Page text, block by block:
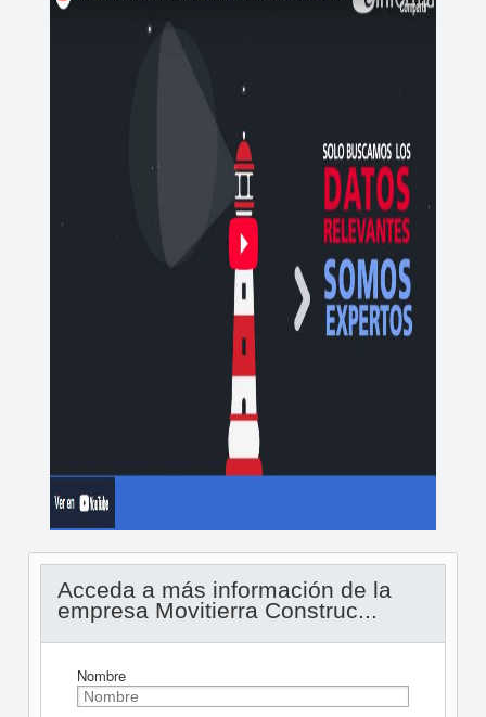
Acceda a más información de la
empresa Movitierra Construc...
Nombre